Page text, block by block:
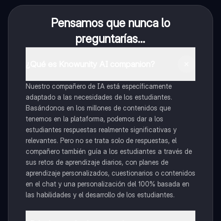
Pensamos que nunca lo
preguntarías...
Nuestro compañero de IA está específicamente
adaptado a las necesidades de los estudiantes.
Basándonos en los millones de contenidos que
tenemos en la plataforma, podemos dar a los
estudiantes respuestas realmente significativas y
relevantes. Pero no se trata solo de respuestas, el
compañero también guía a los estudiantes a través de
sus retos de aprendizaje diarios, con planes de
aprendizaje personalizados, cuestionarios o contenidos
en el chat y una personalización del 100% basada en
las habilidades y el desarrollo de los estudiantes.